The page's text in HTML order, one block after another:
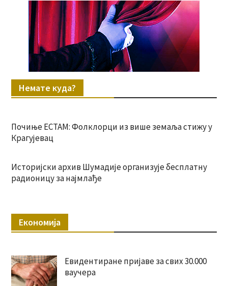
Немате куда?
Почиње ЕСТАМ: Фолклорци из више земаља стижу у
Крагујевац
Историјски архив Шумадије организује бесплатну
радионицу за најмлађе
Економија
Евидентиране пријаве за свих 30.000
ваучера